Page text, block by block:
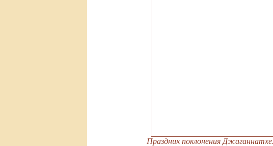
Праздник поклонения